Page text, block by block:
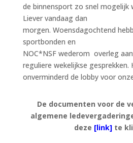
de binnensport zo snel mogelijk
Liever vandaag dan
morgen. Woensdagochtend
sportbonden en
NOC*NSF wederom overleg
reguliere wekelijkse gesprekken.
onverminderd de lobby voor
De documenten voor de
algemene
deze [link] te